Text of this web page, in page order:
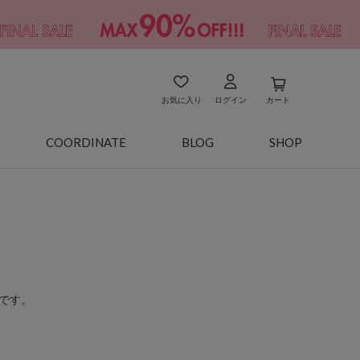
お気に入り ログイン カート
COORDINATE BLOG SHOP
す。